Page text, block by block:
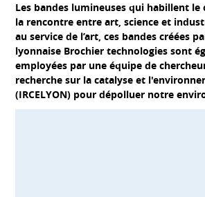
Les bandes lumineuses qui habillent
la rencontre entre art, science et
au service de l’art, ces bandes créées
lyonnaise Brochier technologies sont
employées par une équipe de
recherche sur la catalyse et
(IRCELYON) pour dépolluer notre